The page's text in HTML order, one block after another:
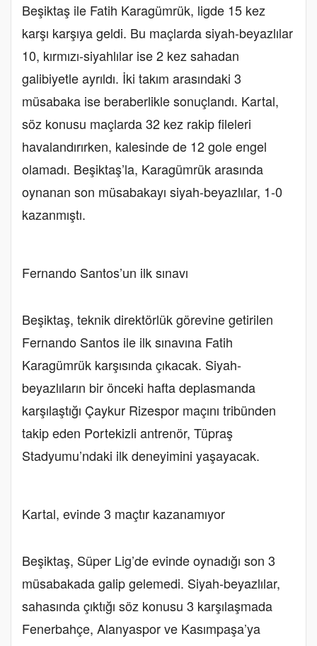
Beşiktaş ile Fatih Karagümrük, ligde 15 kez
karşı karşıya geldi. Bu maçlarda siyah-beyazlılar
10, kırmızı-siyahlılar ise 2 kez sahadan
galibiyetle ayrıldı. İki takım arasındaki 3
müsabaka ise beraberlikle sonuçlandı. Kartal,
söz konusu maçlarda 32 kez rakip fileleri
havalandırırken, kalesinde de 12 gole engel
olamadı. Beşiktaş’la, Karagümrük arasında
oynanan son müsabakayı siyah-beyazlılar, 1-0
kazanmıştı.
Fernando Santos’un ilk sınavı
Beşiktaş, teknik direktörlük görevine getirilen
Fernando Santos ile ilk sınavına Fatih
Karagümrük karşısında çıkacak. Siyah-
beyazlıların bir önceki hafta deplasmanda
karşılaştığı Çaykur Rizespor maçını tribünden
takip eden Portekizli antrenör, Tüpraş
Stadyumu’ndaki ilk deneyimini yaşayacak.
Kartal, evinde 3 maçtır kazanamıyor
Beşiktaş, Süper Lig’de evinde oynadığı son 3
müsabakada galip gelemedi. Siyah-beyazlılar,
sahasında çıktığı söz konusu 3 karşılaşmada
Fenerbahçe, Alanyaspor ve Kasımpaşa’ya